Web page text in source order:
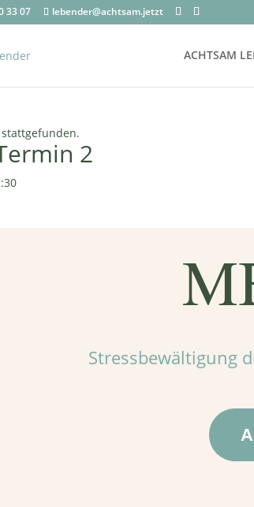
33 07 lebender@achtsam.jetzt
ACHTSAM
2
Stressbewältigung